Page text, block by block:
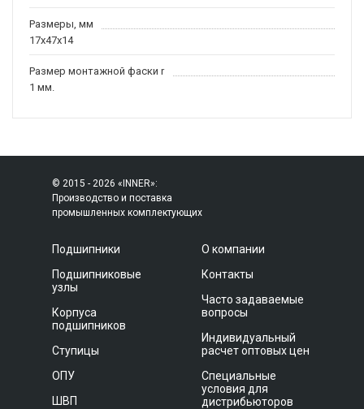
Размеры, мм
17x47x14
Размер монтажной фаски r
1 мм.
© 2015 - 2026 «INNER»:
Производство и поставка
промышленных комплектующих
Подшипники
Подшипниковые
узлы
Корпуса
подшипников
Ступицы
ОПУ
ШВП
О компании
Контакты
Часто задаваемые
вопросы
Индивидуальный
расчет оптовых цен
Специальные
условия для
дистрибьюторов